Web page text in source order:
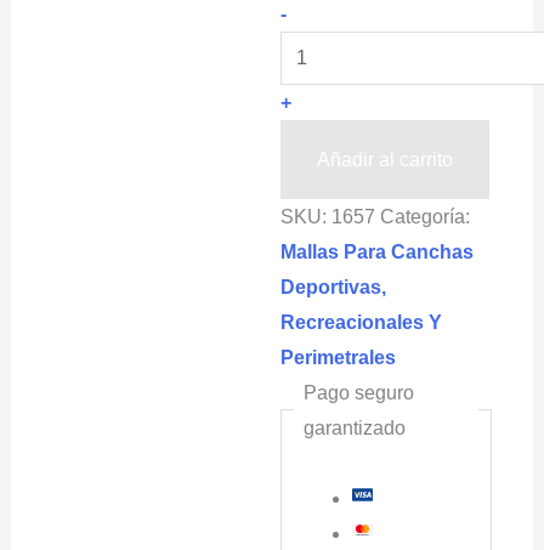
-BAXTOP
Red
Malla
Bateo,
Tenis,
15x20m
Cuadro
5x5cm
cantidad
+
Añadir al carrito
SKU: 1657 Categoría:
Mallas Para Canchas
Deportivas,
Recreacionales Y
Perimetrales
Pago seguro
garantizado